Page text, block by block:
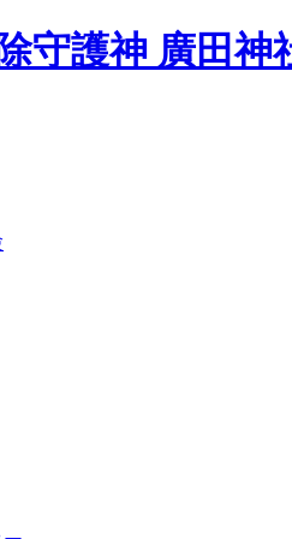
守護神 廣田神